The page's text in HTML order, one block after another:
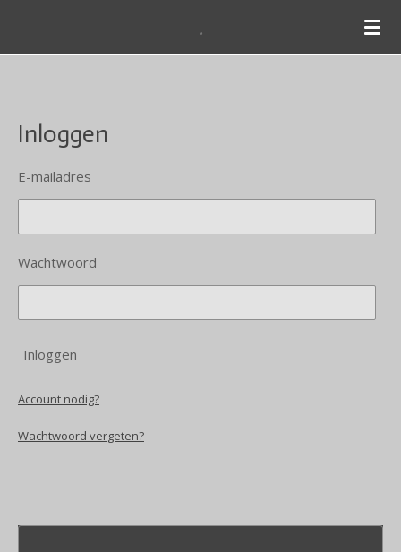
.
Inloggen
E-mailadres
Wachtwoord
Inloggen
Account nodig?
Wachtwoord vergeten?